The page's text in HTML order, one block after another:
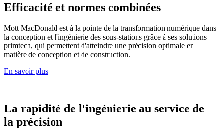
Efficacité et normes combinées
Mott MacDonald est à la pointe de la transformation numérique dans
la conception et l'ingénierie des sous-stations grâce à ses solutions
primtech, qui permettent d'atteindre une précision optimale en
matière de conception et de construction.
En savoir plus
La rapidité de l'ingénierie au service de
la précision